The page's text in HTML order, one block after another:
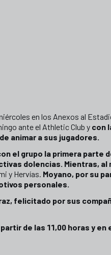
en los Anexos al
ante el Athletic Club y con
animar a sus jugadores.
el grupo la primera parte
dolencias. Mientras, al
y Hervías. Moyano, por su
personales.
felicitado por sus
de las 11,00 horas y